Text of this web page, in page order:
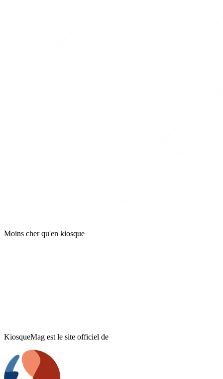
Moins cher qu'en kiosque
KiosqueMag est le site officiel de